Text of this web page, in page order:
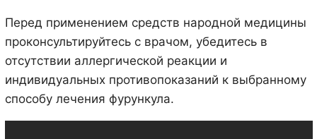
Перед применением средств народной медицины
проконсультируйтесь с врачом, убедитесь в
отсутствии аллергической реакции и
индивидуальных противопоказаний к выбранному
способу лечения фурункула.